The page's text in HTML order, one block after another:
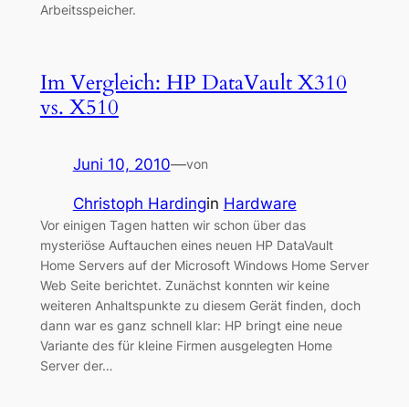
Arbeitsspeicher.
Im Vergleich: HP DataVault X310
vs. X510
Juni 10, 2010—von
Christoph Hardingin Hardware
Vor einigen Tagen hatten wir schon über das
mysteriöse Auftauchen eines neuen HP DataVault
Home Servers auf der Microsoft Windows Home Server
Web Seite berichtet. Zunächst konnten wir keine
weiteren Anhaltspunkte zu diesem Gerät finden, doch
dann war es ganz schnell klar: HP bringt eine neue
Variante des für kleine Firmen ausgelegten Home
Server der…